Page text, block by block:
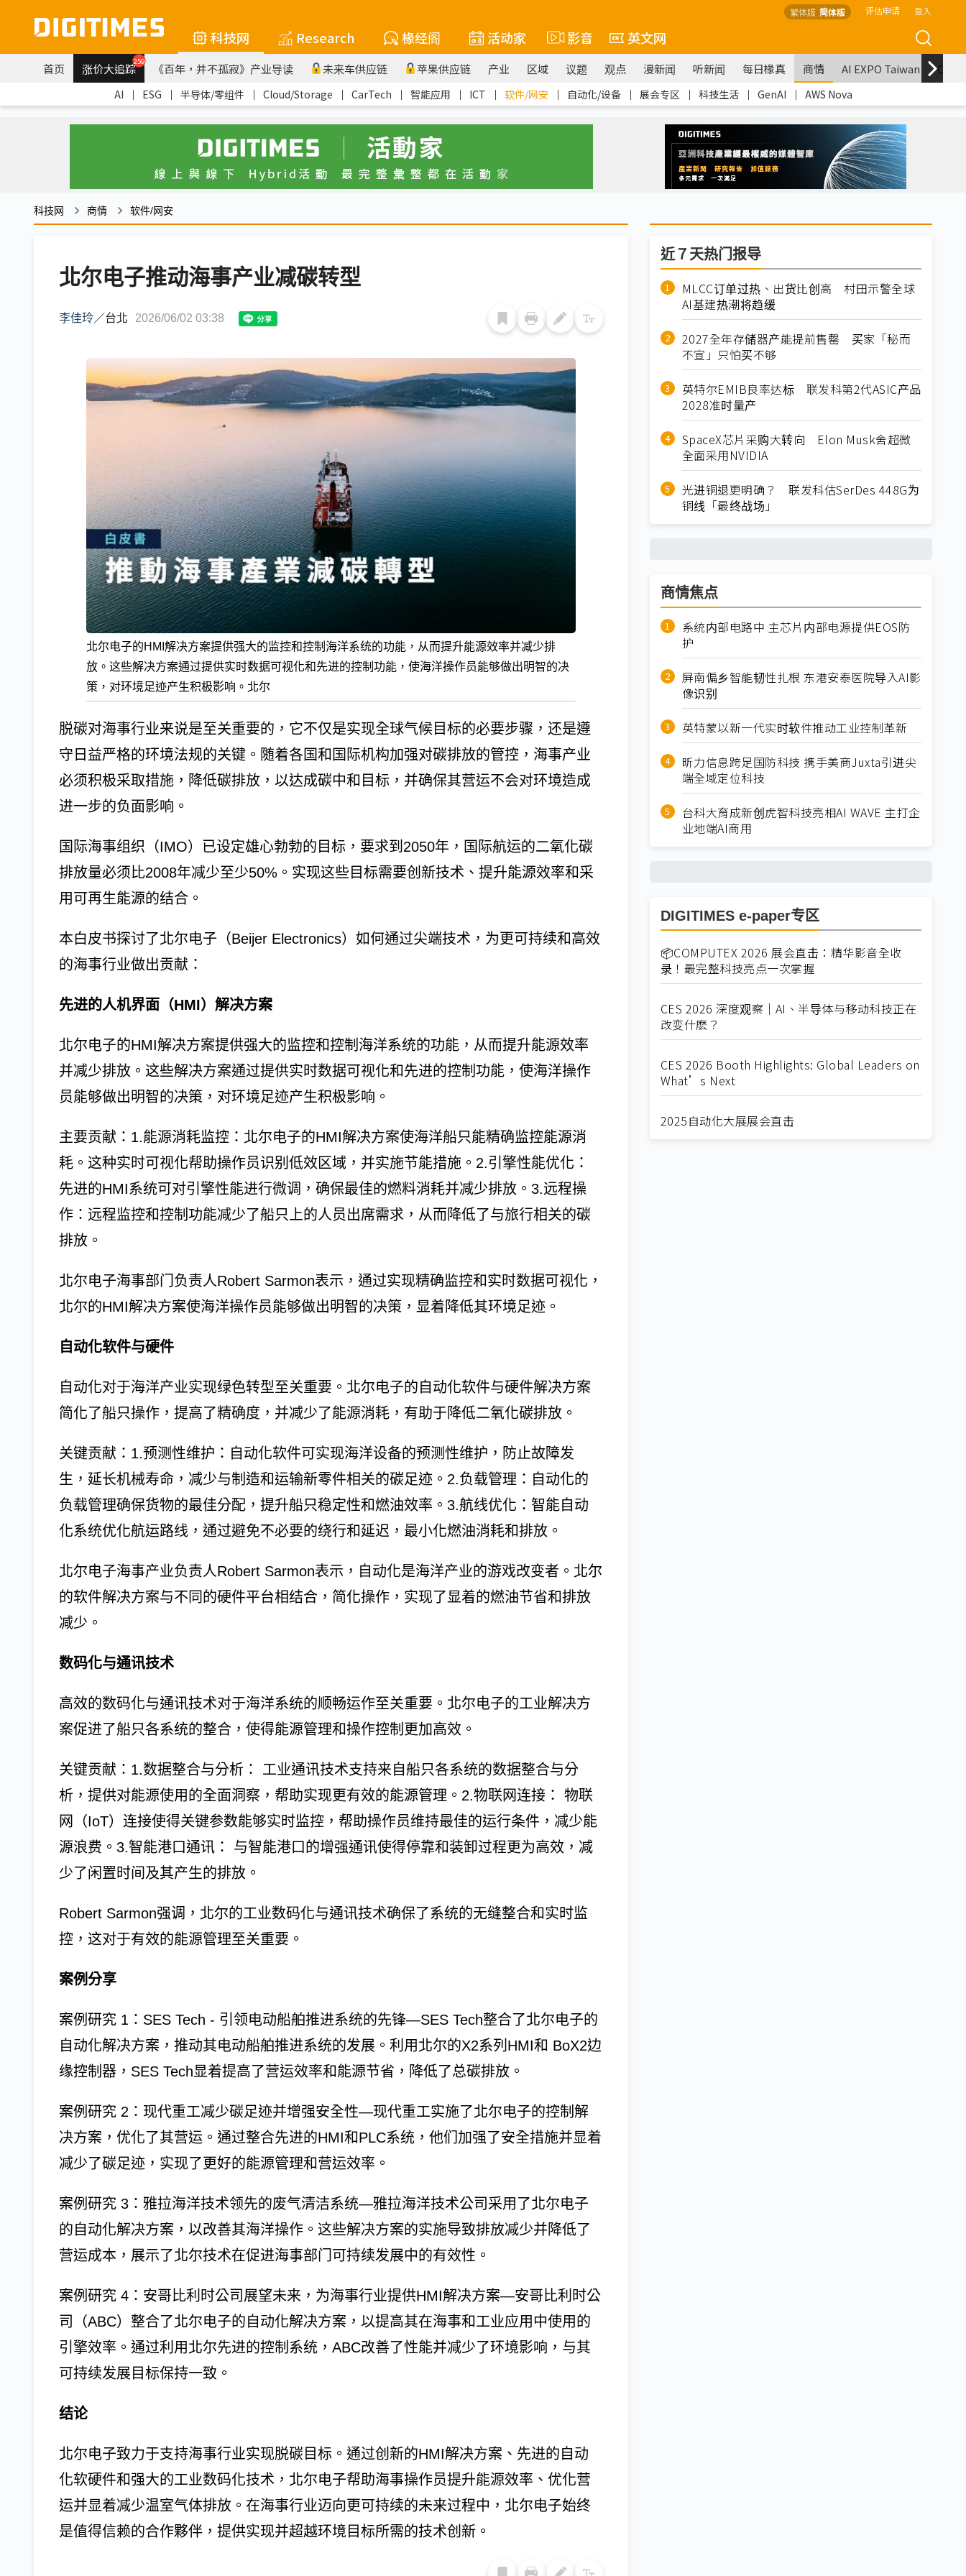
繁体版 简体版 评估申请 登入
科技网 Research 椽经阁 活动家 影音 英文网
首页 涨价大追踪259 《百年，并不孤寂》产业导读 未来车供应链 苹果供应链 产业 区域 议题 观点 漫新闻 听新闻 每日椽真 商情 AI EXPO Taiwan
AI ｜ ESG ｜ 半导体/零组件 ｜ Cloud/Storage ｜ CarTech ｜ 智能应用 ｜ ICT ｜ 软件/网安 ｜ 自动化/设备 ｜ 展会专区 ｜ 科技生活 ｜ GenAI ｜ AWS Nova
科技网 商情 软件/网安
北尔电子推动海事产业减碳转型
李佳玲／台北 2026/06/02 03:38
北尔电子的HMI解决方案提供强大的监控和控制海洋系统的功能，从而提升能源效率并减少排
放。这些解决方案通过提供实时数据可视化和先进的控制功能，使海洋操作员能够做出明智的决
策，对环境足迹产生积极影响。北尔
脱碳对海事行业来说是至关重要的，它不仅是实现全球气候目标的必要步骤，还是遵
守日益严格的环境法规的关键。随着各国和国际机构加强对碳排放的管控，海事产业
必须积极采取措施，降低碳排放，以达成碳中和目标，并确保其营运不会对环境造成
进一步的负面影响。
国际海事组织（IMO）已设定雄心勃勃的目标，要求到2050年，国际航运的二氧化碳
排放量必须比2008年减少至少50%。实现这些目标需要创新技术、提升能源效率和采
用可再生能源的结合。
本白皮书探讨了北尔电子（Beijer Electronics）如何通过尖端技术，为更可持续和高效
的海事行业做出贡献：
先进的人机界面（HMI）解决方案
北尔电子的HMI解决方案提供强大的监控和控制海洋系统的功能，从而提升能源效率
并减少排放。这些解决方案通过提供实时数据可视化和先进的控制功能，使海洋操作
员能够做出明智的决策，对环境足迹产生积极影响。
主要贡献：1.能源消耗监控：北尔电子的HMI解决方案使海洋船只能精确监控能源消
耗。这种实时可视化帮助操作员识别低效区域，并实施节能措施。2.引擎性能优化：
先进的HMI系统可对引擎性能进行微调，确保最佳的燃料消耗并减少排放。3.远程操
作：远程监控和控制功能减少了船只上的人员出席需求，从而降低了与旅行相关的碳
排放。
北尔电子海事部门负责人Robert Sarmon表示，通过实现精确监控和实时数据可视化，
北尔的HMI解决方案使海洋操作员能够做出明智的决策，显着降低其环境足迹。
自动化软件与硬件
自动化对于海洋产业实现绿色转型至关重要。北尔电子的自动化软件与硬件解决方案
简化了船只操作，提高了精确度，并减少了能源消耗，有助于降低二氧化碳排放。
关键贡献：1.预测性维护：自动化软件可实现海洋设备的预测性维护，防止故障发
生，延长机械寿命，减少与制造和运输新零件相关的碳足迹。2.负载管理：自动化的
负载管理确保货物的最佳分配，提升船只稳定性和燃油效率。3.航线优化：智能自动
化系统优化航运路线，通过避免不必要的绕行和延迟，最小化燃油消耗和排放。
北尔电子海事产业负责人Robert Sarmon表示，自动化是海洋产业的游戏改变者。北尔
的软件解决方案与不同的硬件平台相结合，简化操作，实现了显着的燃油节省和排放
减少。
数码化与通讯技术
高效的数码化与通讯技术对于海洋系统的顺畅运作至关重要。北尔电子的工业解决方
案促进了船只各系统的整合，使得能源管理和操作控制更加高效。
关键贡献：1.数据整合与分析： 工业通讯技术支持来自船只各系统的数据整合与分
析，提供对能源使用的全面洞察，帮助实现更有效的能源管理。2.物联网连接： 物联
网（IoT）连接使得关键参数能够实时监控，帮助操作员维持最佳的运行条件，减少能
源浪费。3.智能港口通讯： 与智能港口的增强通讯使得停靠和装卸过程更为高效，减
少了闲置时间及其产生的排放。
Robert Sarmon强调，北尔的工业数码化与通讯技术确保了系统的无缝整合和实时监
控，这对于有效的能源管理至关重要。
案例分享
案例研究 1：SES Tech - 引领电动船舶推进系统的先锋—SES Tech整合了北尔电子的
自动化解决方案，推动其电动船舶推进系统的发展。利用北尔的X2系列HMI和 BoX2边
缘控制器，SES Tech显着提高了营运效率和能源节省，降低了总碳排放。
案例研究 2：现代重工减少碳足迹并增强安全性—现代重工实施了北尔电子的控制解
决方案，优化了其营运。通过整合先进的HMI和PLC系统，他们加强了安全措施并显着
减少了碳足迹，实现了更好的能源管理和营运效率。
案例研究 3：雅拉海洋技术领先的废气清洁系统—雅拉海洋技术公司采用了北尔电子
的自动化解决方案，以改善其海洋操作。这些解决方案的实施导致排放减少并降低了
营运成本，展示了北尔技术在促进海事部门可持续发展中的有效性。
案例研究 4：安哥比利时公司展望未来，为海事行业提供HMI解决方案—安哥比利时公
司（ABC）整合了北尔电子的自动化解决方案，以提高其在海事和工业应用中使用的
引擎效率。通过利用北尔先进的控制系统，ABC改善了性能并减少了环境影响，与其
可持续发展目标保持一致。
结论
北尔电子致力于支持海事行业实现脱碳目标。通过创新的HMI解决方案、先进的自动
化软硬件和强大的工业数码化技术，北尔电子帮助海事操作员提升能源效率、优化营
运并显着减少温室气体排放。在海事行业迈向更可持续的未来过程中，北尔电子始终
是值得信赖的合作夥伴，提供实现并超越环境目标所需的技术创新。
近７天热门报导
MLCC订单过热、出货比创高 村田示警全球
AI基建热潮将趋缓
2027全年存储器产能提前售罄 买家「秘而
不宣」只怕买不够
英特尔EMIB良率达标 联发科第2代ASIC产品
2028准时量产
SpaceX芯片采购大转向 Elon Musk舍超微
全面采用NVIDIA
光进铜退更明确？ 联发科估SerDes 448G为
铜线「最终战场」
商情焦点
系统内部电路中 主芯片内部电源提供EOS防
护
屏南偏乡智能韧性扎根 东港安泰医院导入AI影
像识别
英特蒙以新一代实时软件推动工业控制革新
昕力信息跨足国防科技 携手美商Juxta引进尖
端全域定位科技
台科大育成新创虎智科技亮相AI WAVE 主打企
业地端AI商用
DIGITIMES e-paper专区
📦COMPUTEX 2026 展会直击：精华影音全收
录！最完整科技亮点一次掌握
CES 2026 深度观察｜AI、半导体与移动科技正在
改变什麽？
CES 2026 Booth Highlights: Global Leaders on
What’s Next
2025自动化大展展会直击